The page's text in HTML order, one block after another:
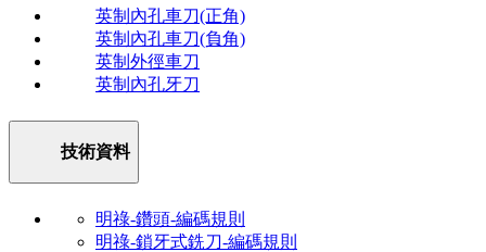
英制內孔車刀(正角)
英制內孔車刀(負角)
英制外徑車刀
英制內孔牙刀
技術資料
明祿-鑽頭-編碼規則
明祿-鎖牙式銑刀-編碼規則